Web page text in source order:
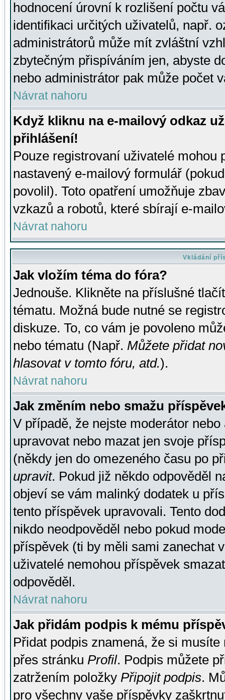
hodnocení úrovní k rozlišení počtu
identifikaci určitých uživatelů, např.
administrátorů může mít zvláštní
zbytečným přispíváním jen, abyste
nebo administrátor pak může počet
Návrat nahoru
Když kliknu na e-mailový odkaz
přihlášení!
Pouze registrovaní uživatelé mohou
nastavený e-mailový formulář
povolil). Toto opatření umožňuje
vzkazů a robotů, které sbírají e-
Návrat nahoru
Vkládání
Jak vložím téma do fóra?
Jednouše. Klikněte na příslušné
tématu. Možná bude nutné se
diskuze. To, co vám je povoleno
nebo tématu (Např. Můžete přidat
hlasovat v tomto fóru, atd.).
Návrat nahoru
Jak změním nebo smažu
V případě, že nejste moderátor
upravovat nebo mazat jen svoje
(někdy jen do omezeného času po
upravit. Pokud již někdo odpověděl
objeví se vám malinký dodatek u
tento příspěvek upravovali. Tento
nikdo neodpověděl nebo pokud
příspěvek (ti by měli sami zanechat
uživatelé nemohou příspěvek
odpověděl.
Návrat nahoru
Jak přidám podpis k mému
Přidat podpis znamená, že si
přes stránku Profil. Podpis můžete
zatržením položky Připojit podpis.
pro všechny vaše příspěvky